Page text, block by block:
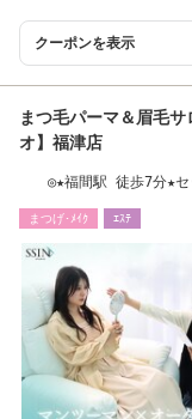
クーポンを表示
まつ毛パーマ＆眉毛
オ】福津店
◎★福間駅 徒歩7分★
まつげ･ﾒｲｸ ｴｽﾃ